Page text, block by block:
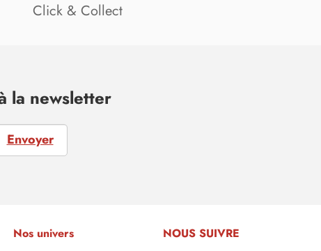
Click & Collect
la newsletter
Envoyer
Nos univers NOUS SUIVRE